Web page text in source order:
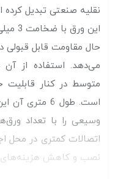
نقلیه صنعتی تبدیل
این
حال مقاومت قابل قبولی
می‌دهد. استفاده از آن
متوسط در کنار قابلیت
است. طول 6
وسیعی را با تعداد
اتصالات کمتری در محل
نصب و کاهش هزینه‌های